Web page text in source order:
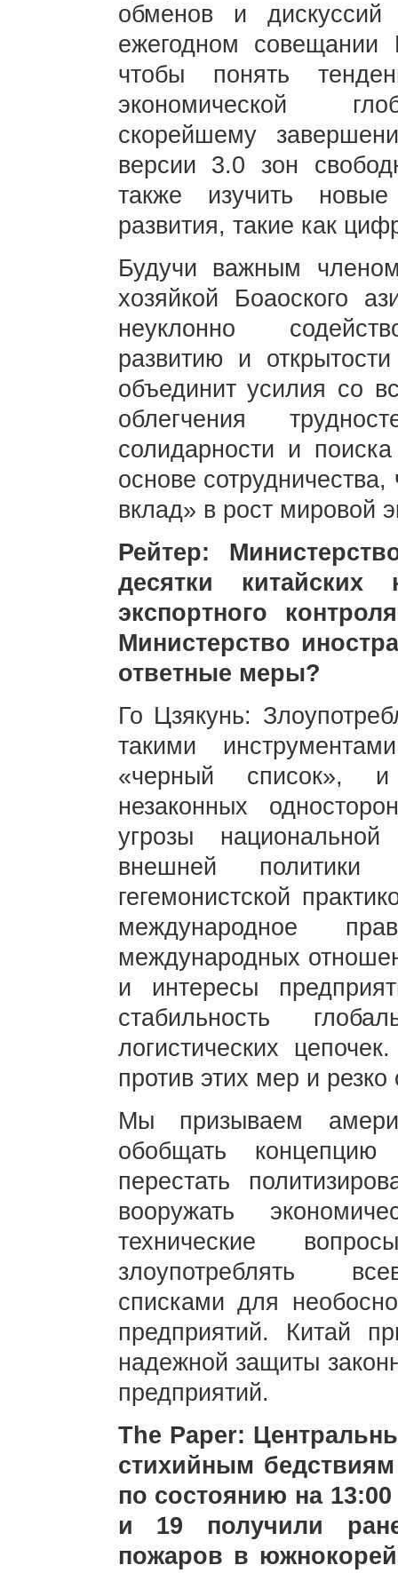
обменов и
ежегодном совещании
чтобы понять
экономической
скорейшему
версии 3.0 зон
также изучить
развития, такие как
Будучи важным
хозяйкой Боаоского
неуклонно
развитию и
объединит усилия со
облегчения
солидарности и
основе
вклад» в рост мировой
Рейтер:
десятки
экспортного
Министерство
ответные меры?
Го Цзякунь:
такими
«черный список», и
незаконных
угрозы
внешней
гегемонистской
международное
международных
и интересы
стабильность
логистических
против этих мер и резко
Мы призываем
обобщать концепцию
перестать
вооружать
технические
злоупотреблять
списками для
предприятий. Китай
надежной защиты
предприятий.
The Paper:
стихийным
по состоянию на
и 19 получили
пожаров в